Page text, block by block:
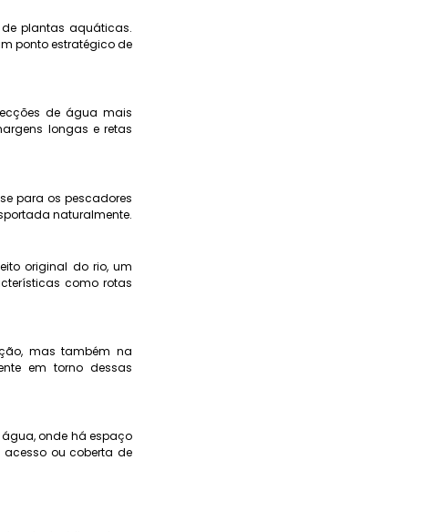
plantas aquáticas.
ponto estratégico de
de água mais
longas e retas
para os pescadores
naturalmente.
original do rio, um
como rotas
mas também na
em torno dessas
onde há espaço
ou coberta de